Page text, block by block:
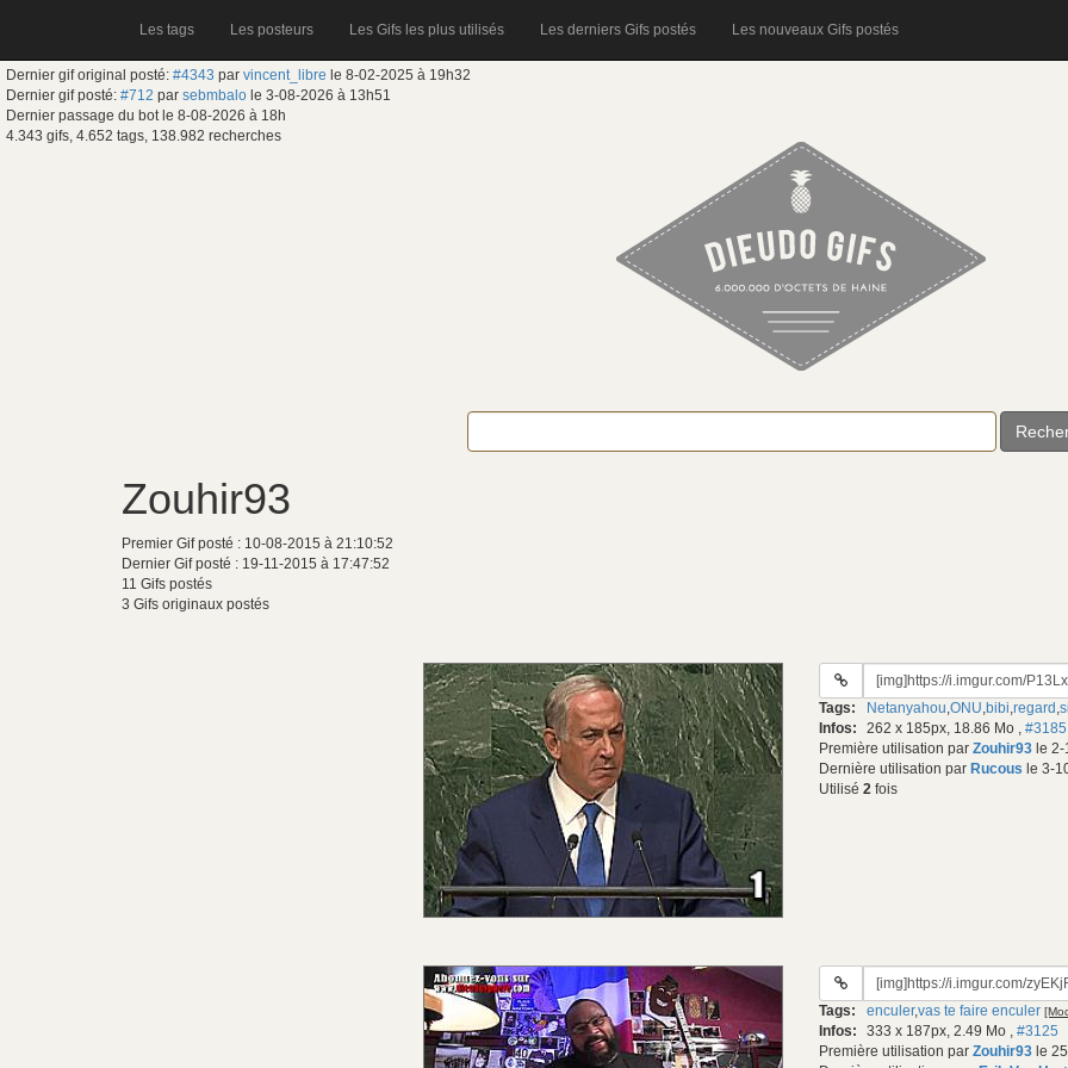
Les tags Les posteurs Les Gifs les plus utilisés Les derniers Gifs postés Les nouveaux Gifs postés
Dernier gif original posté: #4343 par vincent_libre le 8-02-2025 à 19h32
Dernier gif posté: #712 par sebmbalo le 3-08-2026 à 13h51
Dernier passage du bot le 8-08-2026 à 18h
4.343 gifs, 4.652 tags, 138.982 recherches
Zouhir93
Premier Gif posté : 10-08-2015 à 21:10:52
Dernier Gif posté : 19-11-2015 à 17:47:52
11 Gifs postés
3 Gifs originaux postés
URL
gif:
Tags: Netanyahou,ONU,bibi,regard ,
Infos: 262 x 185px, 18.86 Mo , #3185
Première utilisation par Zouhir93 le
Dernière utilisation par Rucous le 3-
Utilisé 2 fois
URL
gif:
Tags: enculer,vas te faire enculer
Infos: 333 x 187px, 2.49 Mo , #3125
Première utilisation par Zouhir93 le